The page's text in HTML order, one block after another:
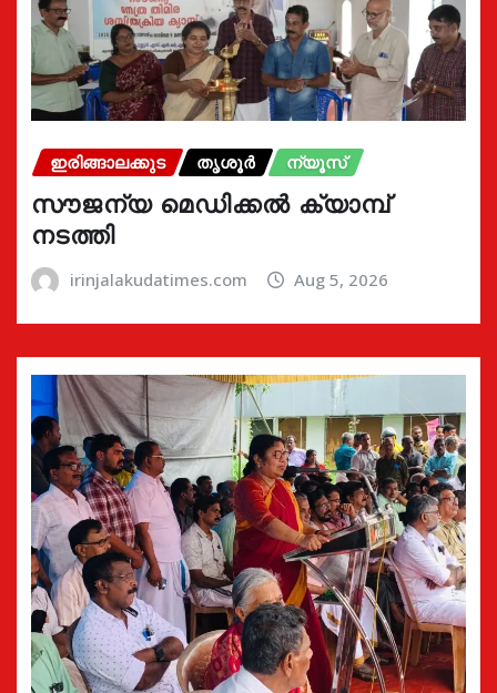
ഇരിങ്ങാലക്കുട തൃശൂർ ന്യൂസ്
സൗജന്യ മെഡിക്കൽ ക്യാമ്പ്
നടത്തി
irinjalakudatimes.com Aug 5, 2026